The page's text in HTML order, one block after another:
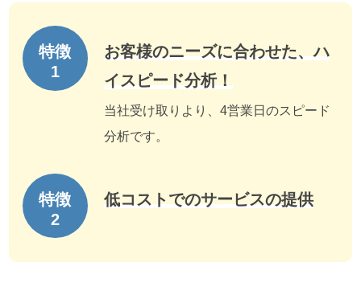
お客様のニーズに合わせた、ハ
イスピード分析！
当社受け取りより、4営業日のスピード
分析です。
低コストでのサービスの提供